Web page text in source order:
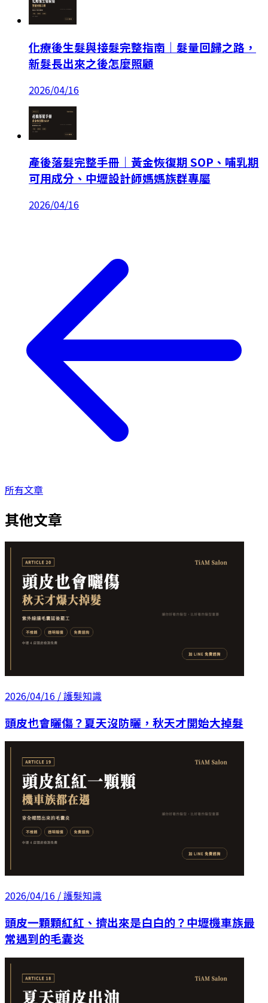
化療後生髮與接髮完整指南｜髮量回歸之路，
新髮長出來之後怎麼照顧
2026/04/16
產後落髮完整手冊｜黃金恢復期 SOP、哺乳期
可用成分、中壢設計師媽媽族群專屬
2026/04/16
所有文章
其他文章
2026/04/16 / 護髮知識
頭皮也會曬傷？夏天沒防曬，秋天才開始大掉髮
2026/04/16 / 護髮知識
頭皮一顆顆紅紅、擠出來是白白的？中壢機車族最
常遇到的毛囊炎